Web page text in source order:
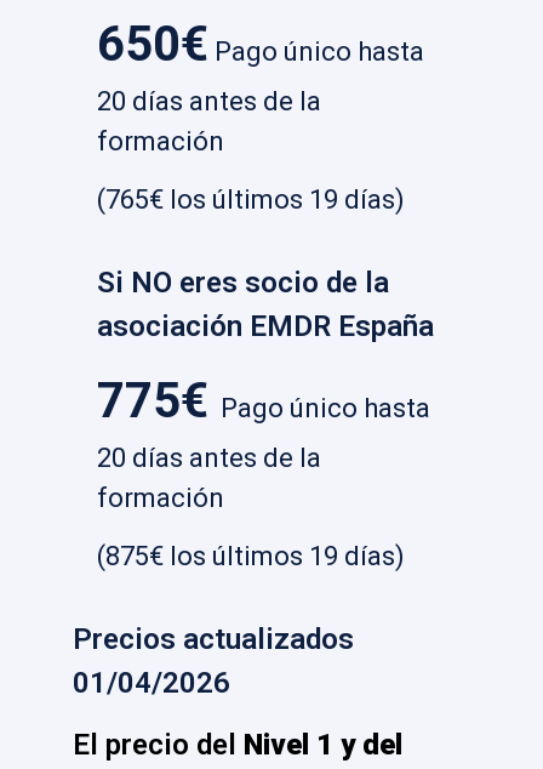
650€ Pago único hasta
20 días antes de la
formación
(765€ los últimos 19 días)
Si NO eres socio de la
asociación EMDR España
775€ Pago único hasta
20 días antes de la
formación
(875€ los últimos 19 días)
Precios actualizados
01/04/2026
El precio del Nivel 1 y del